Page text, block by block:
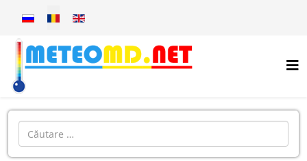
Selectați limba dvs
Introdu localitatea: